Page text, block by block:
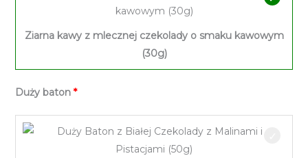
Ziarna kawy z mlecznej czekolady o smaku kawowym
(30g)
Duży baton